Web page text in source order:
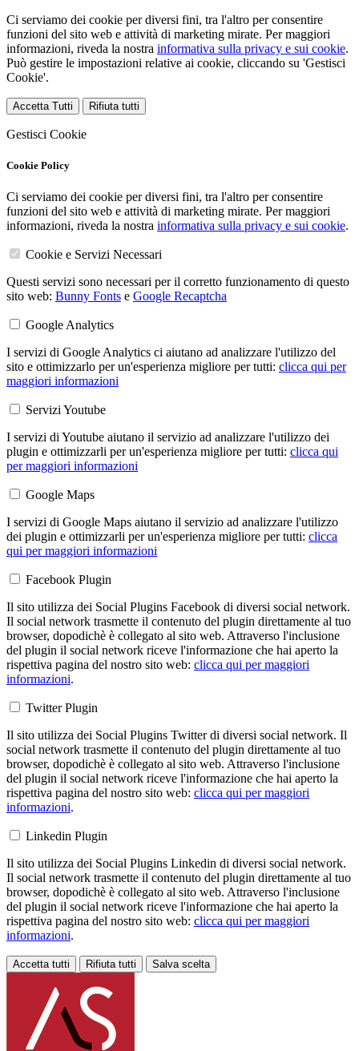
Ci serviamo dei cookie per diversi fini, tra l'altro per consentire
funzioni del sito web e attività di marketing mirate. Per maggiori
informazioni, riveda la nostra informativa sulla privacy e sui cookie.
Può gestire le impostazioni relative ai cookie, cliccando su 'Gestisci
Cookie'.
Accetta Tutti Rifiuta tutti
Gestisci Cookie
Cookie Policy
Ci serviamo dei cookie per diversi fini, tra l'altro per consentire
funzioni del sito web e attività di marketing mirate. Per maggiori
informazioni, riveda la nostra informativa sulla privacy e sui cookie.
Cookie e Servizi Necessari
Questi servizi sono necessari per il corretto funzionamento di questo
sito web: Bunny Fonts e Google Recaptcha
Google Analytics
I servizi di Google Analytics ci aiutano ad analizzare l'utilizzo del
sito e ottimizzarlo per un'esperienza migliore per tutti: clicca qui per
maggiori informazioni
Servizi Youtube
I servizi di Youtube aiutano il servizio ad analizzare l'utilizzo dei
plugin e ottimizzarli per un'esperienza migliore per tutti: clicca qui
per maggiori informazioni
Google Maps
I servizi di Google Maps aiutano il servizio ad analizzare l'utilizzo
dei plugin e ottimizzarli per un'esperienza migliore per tutti: clicca
qui per maggiori informazioni
Facebook Plugin
Il sito utilizza dei Social Plugins Facebook di diversi social network.
Il social network trasmette il contenuto del plugin direttamente al tuo
browser, dopodichè è collegato al sito web. Attraverso l'inclusione
del plugin il social network riceve l'informazione che hai aperto la
rispettiva pagina del nostro sito web: clicca qui per maggiori
informazioni.
Twitter Plugin
Il sito utilizza dei Social Plugins Twitter di diversi social network. Il
social network trasmette il contenuto del plugin direttamente al tuo
browser, dopodichè è collegato al sito web. Attraverso l'inclusione
del plugin il social network riceve l'informazione che hai aperto la
rispettiva pagina del nostro sito web: clicca qui per maggiori
informazioni.
Linkedin Plugin
Il sito utilizza dei Social Plugins Linkedin di diversi social network.
Il social network trasmette il contenuto del plugin direttamente al tuo
browser, dopodichè è collegato al sito web. Attraverso l'inclusione
del plugin il social network riceve l'informazione che hai aperto la
rispettiva pagina del nostro sito web: clicca qui per maggiori
informazioni.
Accetta tutti Rifiuta tutti Salva scelta